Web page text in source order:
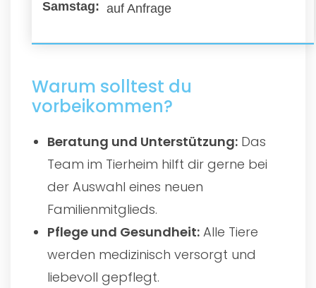
auf Anfrage
Warum solltest du
vorbeikommen?
Beratung und Unterstützung: Das
Team im Tierheim hilft dir gerne bei
der Auswahl eines neuen
Familienmitglieds.
Pflege und Gesundheit: Alle Tiere
werden medizinisch versorgt und
liebevoll gepflegt.